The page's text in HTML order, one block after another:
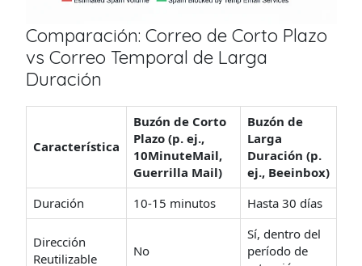
Comparación: Correo de Corto Plazo
vs Correo Temporal de Larga
Duración
Característica
Buzón de Corto
Plazo (p. ej.,
10MinuteMail,
Guerrilla Mail)
Buzón de
Larga
Duración (p.
ej., Beeinbox)
Duración
10-15 minutos Hasta 30 días
Dirección
Reutilizable
No
Sí, dentro del
período de